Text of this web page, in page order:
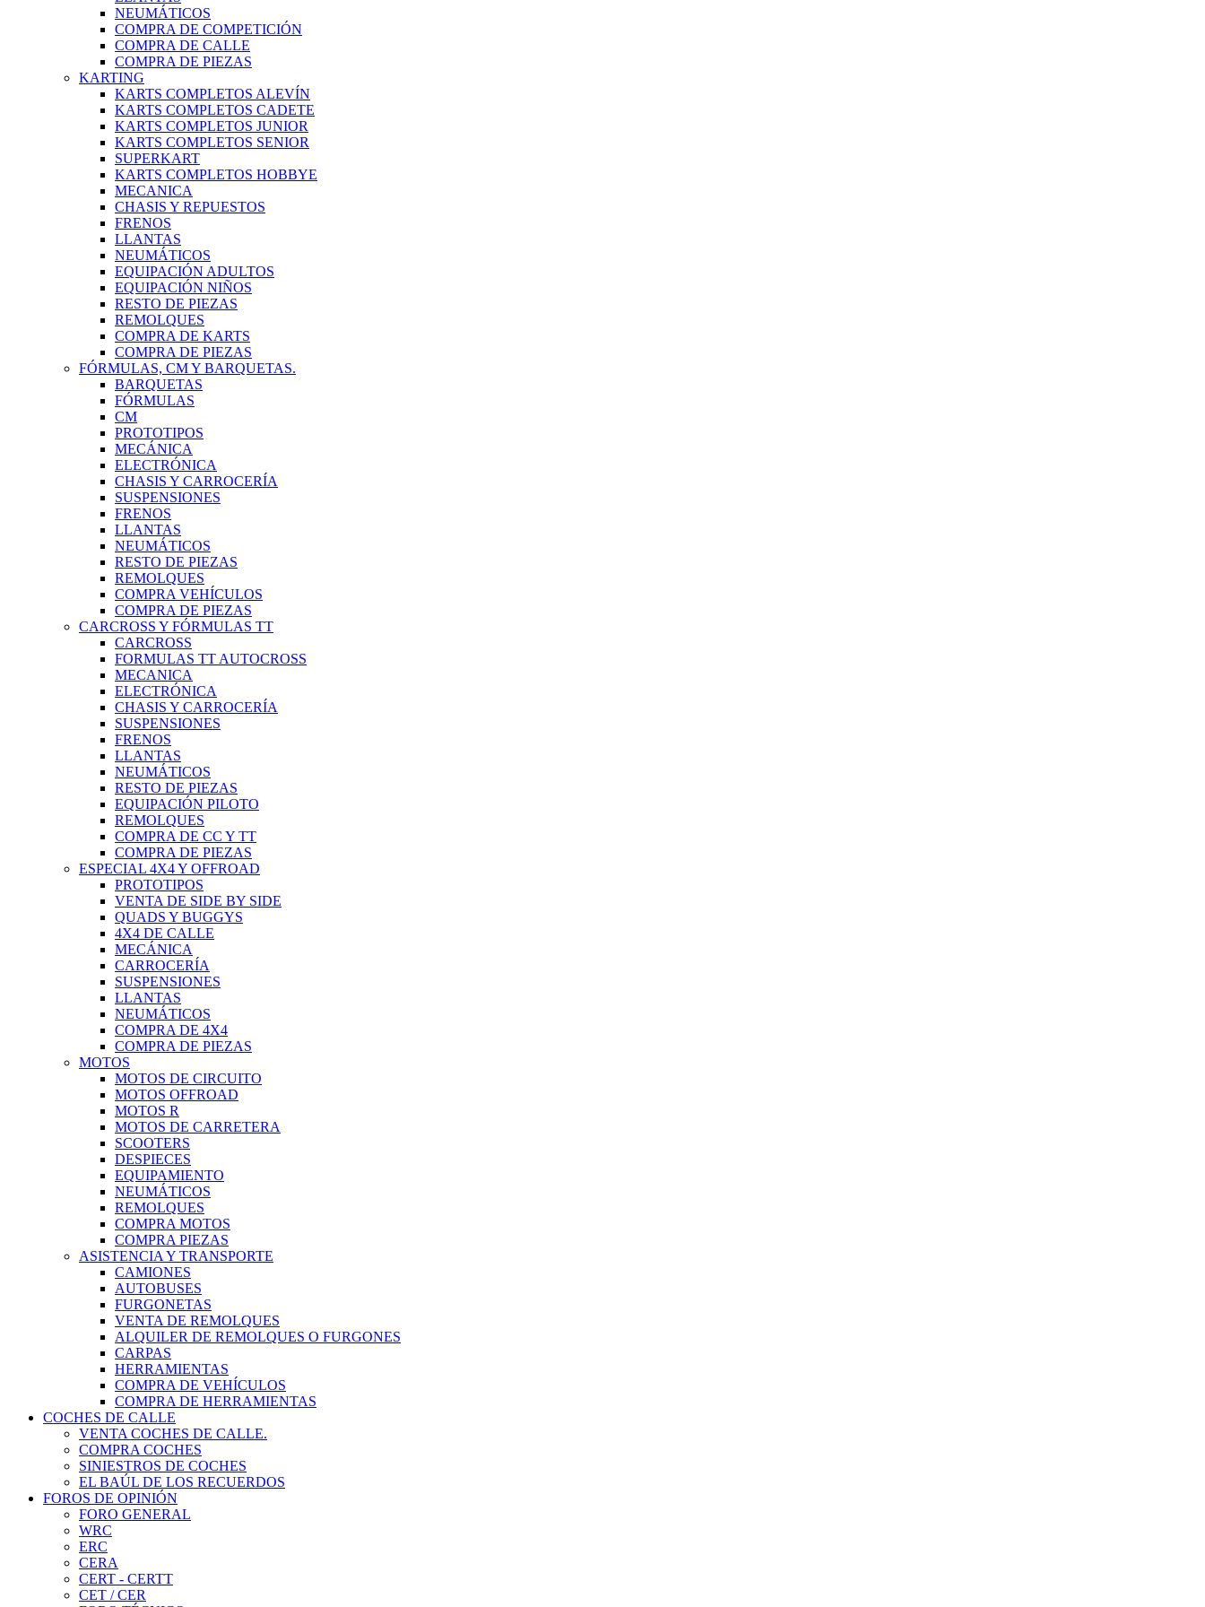
NEUMÁTICOS
COMPRA DE COMPETICIÓN
COMPRA DE CALLE
COMPRA DE PIEZAS
KARTING
KARTS COMPLETOS ALEVÍN
KARTS COMPLETOS CADETE
KARTS COMPLETOS JUNIOR
KARTS COMPLETOS SENIOR
SUPERKART
KARTS COMPLETOS HOBBYE
MECANICA
CHASIS Y REPUESTOS
FRENOS
LLANTAS
NEUMÁTICOS
EQUIPACIÓN ADULTOS
EQUIPACIÓN NIÑOS
RESTO DE PIEZAS
REMOLQUES
COMPRA DE KARTS
COMPRA DE PIEZAS
FÓRMULAS, CM Y BARQUETAS.
BARQUETAS
FÓRMULAS
CM
PROTOTIPOS
MECÁNICA
ELECTRÓNICA
CHASIS Y CARROCERÍA
SUSPENSIONES
FRENOS
LLANTAS
NEUMÁTICOS
RESTO DE PIEZAS
REMOLQUES
COMPRA VEHÍCULOS
COMPRA DE PIEZAS
CARCROSS Y FÓRMULAS TT
CARCROSS
FORMULAS TT AUTOCROSS
MECANICA
ELECTRÓNICA
CHASIS Y CARROCERÍA
SUSPENSIONES
FRENOS
LLANTAS
NEUMÁTICOS
RESTO DE PIEZAS
EQUIPACIÓN PILOTO
REMOLQUES
COMPRA DE CC Y TT
COMPRA DE PIEZAS
ESPECIAL 4X4 Y OFFROAD
PROTOTIPOS
VENTA DE SIDE BY SIDE
QUADS Y BUGGYS
4X4 DE CALLE
MECÁNICA
CARROCERÍA
SUSPENSIONES
LLANTAS
NEUMÁTICOS
COMPRA DE 4X4
COMPRA DE PIEZAS
MOTOS
MOTOS DE CIRCUITO
MOTOS OFFROAD
MOTOS R
MOTOS DE CARRETERA
SCOOTERS
DESPIECES
EQUIPAMIENTO
NEUMÁTICOS
REMOLQUES
COMPRA MOTOS
COMPRA PIEZAS
ASISTENCIA Y TRANSPORTE
CAMIONES
AUTOBUSES
FURGONETAS
VENTA DE REMOLQUES
ALQUILER DE REMOLQUES O FURGONES
CARPAS
HERRAMIENTAS
COMPRA DE VEHÍCULOS
COMPRA DE HERRAMIENTAS
COCHES DE CALLE
VENTA COCHES DE CALLE.
COMPRA COCHES
SINIESTROS DE COCHES
EL BAÚL DE LOS RECUERDOS
FOROS DE OPINIÓN
FORO GENERAL
WRC
ERC
CERA
CERT - CERTT
CET / CER